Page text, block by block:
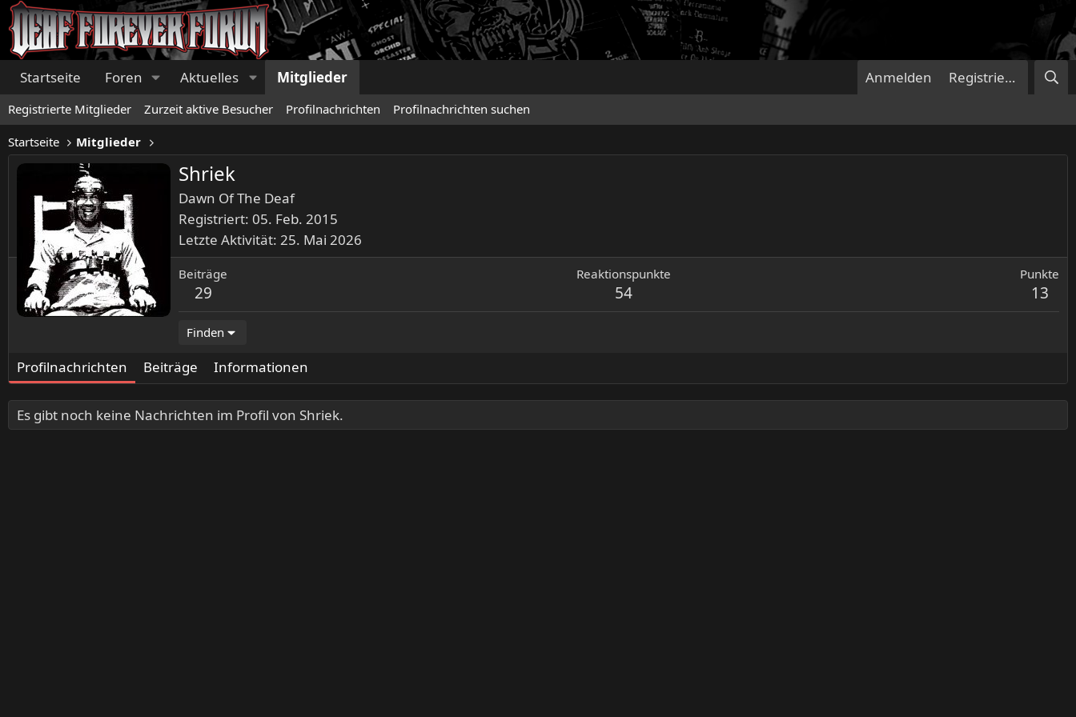
Startseite Foren Aktuelles Mitglieder Anmelden Registrieren
Registrierte Mitglieder Zurzeit aktive Besucher Profilnachrichten Profilnachrichten suchen
Startseite Mitglieder
Shriek
Dawn Of The Deaf
Registriert 05. Feb. 2015
Letzte Aktivität 25. Mai 2026
Beiträge
29
Reaktionspunkte
54
Punkte
13
Finden
Profilnachrichten Beiträge Informationen
Es gibt noch keine Nachrichten im Profil von Shriek.